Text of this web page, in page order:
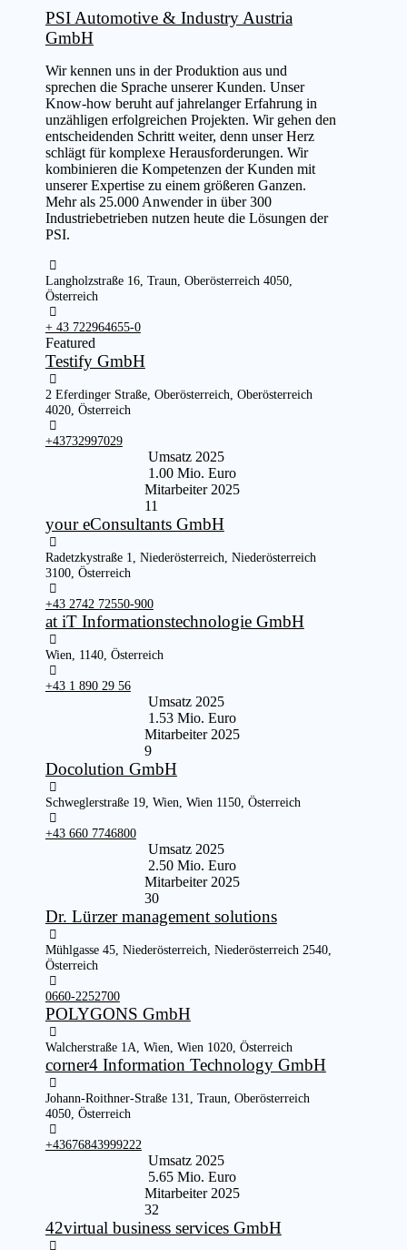
PSI Automotive & Industry Austria
GmbH
Wir kennen uns in der Produktion aus und
sprechen die Sprache unserer Kunden. Unser
Know-how beruht auf jahrelanger Erfahrung in
unzähligen erfolgreichen Projekten. Wir gehen den
entscheidenden Schritt weiter, denn unser Herz
schlägt für komplexe Herausforderungen. Wir
kombinieren die Kompetenzen der Kunden mit
unserer Expertise zu einem größeren Ganzen.
Mehr als 25.000 Anwender in über 300
Industriebetrieben nutzen heute die Lösungen der
PSI.
Langholzstraße 16, Traun, Oberösterreich 4050,
Österreich
+ 43 722964655-0
Featured
Testify GmbH
2 Eferdinger Straße, Oberösterreich, Oberösterreich
4020, Österreich
+43732997029
Umsatz 2025
1.00 Mio. Euro
Mitarbeiter 2025
11
your eConsultants GmbH
Radetzkystraße 1, Niederösterreich, Niederösterreich
3100, Österreich
+43 2742 72550-900
at iT Informationstechnologie GmbH
Wien, 1140, Österreich
+43 1 890 29 56
Umsatz 2025
1.53 Mio. Euro
Mitarbeiter 2025
9
Docolution GmbH
Schweglerstraße 19, Wien, Wien 1150, Österreich
+43 660 7746800
Umsatz 2025
2.50 Mio. Euro
Mitarbeiter 2025
30
Dr. Lürzer management solutions
Mühlgasse 45, Niederösterreich, Niederösterreich 2540,
Österreich
0660-2252700
POLYGONS GmbH
Walcherstraße 1A, Wien, Wien 1020, Österreich
corner4 Information Technology GmbH
Johann-Roithner-Straße 131, Traun, Oberösterreich
4050, Österreich
+43676843999222
Umsatz 2025
5.65 Mio. Euro
Mitarbeiter 2025
32
42virtual business services GmbH